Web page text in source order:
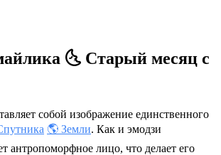
🌜 Старый месяц с
собой изображение единственного
🌎 Земли. Как и эмодзи
антропоморфное лицо, что делает его